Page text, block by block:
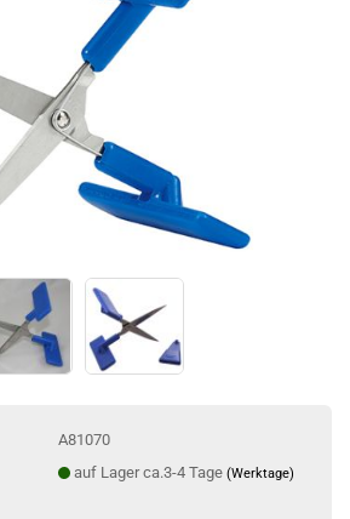
A81070
auf Lager ca.3-4 Tage (Werktage)